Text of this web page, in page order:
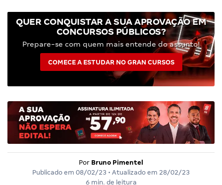
QUER CONQUISTAR A SUA APROVAÇÃO EM
CONCURSOS PÚBLICOS?
Prepare-se com quem mais entende do assunto!
COMECE A ESTUDAR NO GRAN CURSOS
Por Bruno Pimentel
Publicado em 08/02/23 • Atualizado em 28/02/23
6 min. de leitura